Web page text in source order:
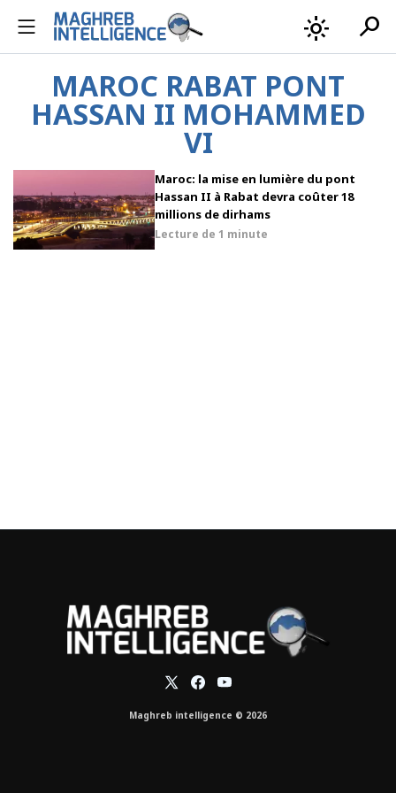
light_mode search
MAROC RABAT PONT
HASSAN II MOHAMMED
VI
Maroc: la mise en lumière du pont
Hassan II à Rabat devra coûter 18
millions de dirhams
Lecture de 1 minute
Maghreb intelligence © 2026